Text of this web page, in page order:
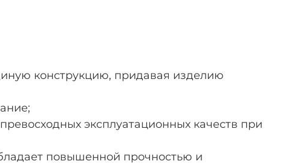
конструкцию, придавая изделию
эксплуатационных качеств при
повышенной прочностью и